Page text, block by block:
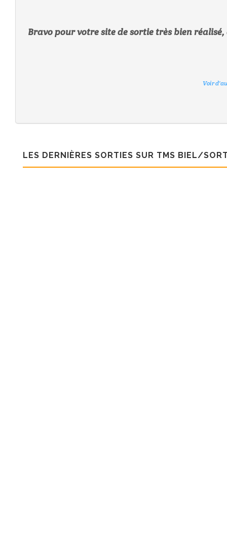
Bravo pour votre site de sortie très bien
Voir
Voir
Voir
LES DERNIÈRES SORTIES SUR TMS BIEL/